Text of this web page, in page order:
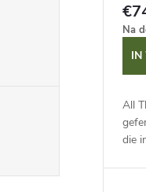
o
Na
IN
All
die